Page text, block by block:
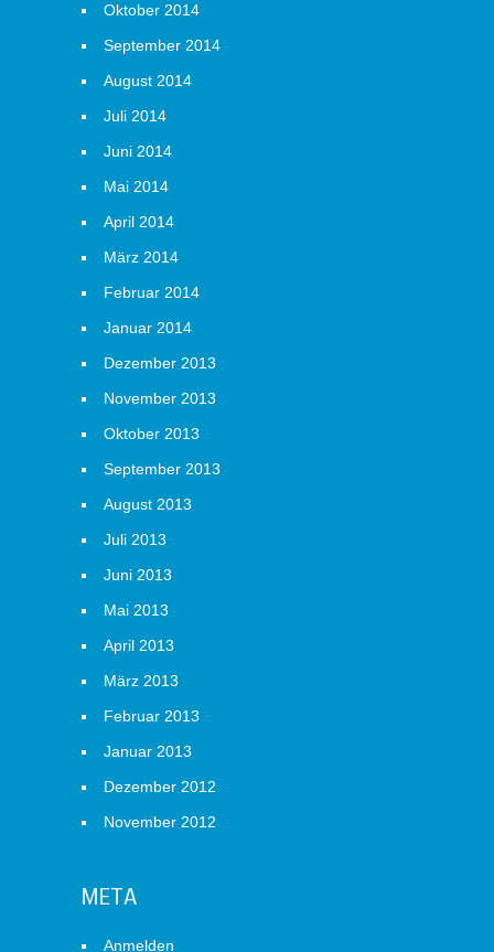
Oktober 2014
September 2014
August 2014
Juli 2014
Juni 2014
Mai 2014
April 2014
März 2014
Februar 2014
Januar 2014
Dezember 2013
November 2013
Oktober 2013
September 2013
August 2013
Juli 2013
Juni 2013
Mai 2013
April 2013
März 2013
Februar 2013
Januar 2013
Dezember 2012
November 2012
META
Anmelden